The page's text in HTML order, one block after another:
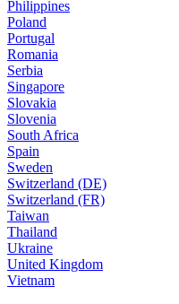
Philippines
Poland
Portugal
Romania
Serbia
Singapore
Slovakia
Slovenia
South Africa
Spain
Sweden
Switzerland (DE)
Switzerland (FR)
Taiwan
Thailand
Ukraine
United Kingdom
Vietnam